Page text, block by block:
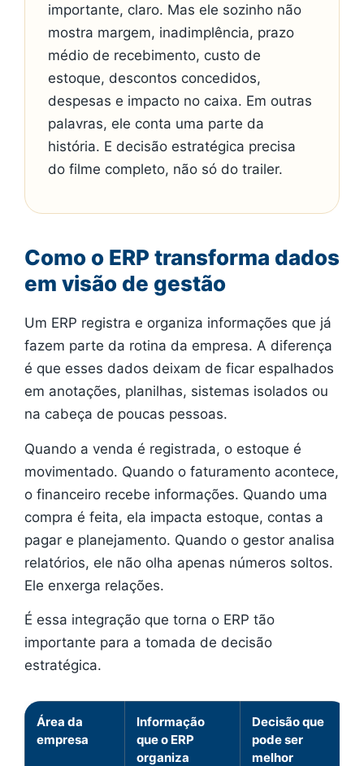
importante, claro. Mas ele sozinho não
mostra margem, inadimplência, prazo
médio de recebimento, custo de
estoque, descontos concedidos,
despesas e impacto no caixa. Em outras
palavras, ele conta uma parte da
história. E decisão estratégica precisa
do filme completo, não só do trailer.
Como o ERP transforma dados
em visão de gestão
Um ERP registra e organiza informações que já
fazem parte da rotina da empresa. A diferença
é que esses dados deixam de ficar espalhados
em anotações, planilhas, sistemas isolados ou
na cabeça de poucas pessoas.
Quando a venda é registrada, o estoque é
movimentado. Quando o faturamento acontece,
o financeiro recebe informações. Quando uma
compra é feita, ela impacta estoque, contas a
pagar e planejamento. Quando o gestor analisa
relatórios, ele não olha apenas números soltos.
Ele enxerga relações.
É essa integração que torna o ERP tão
importante para a tomada de decisão
estratégica.
Área da
empresa
Informação
que o ERP
organiza
Decisão que
pode ser
melhor